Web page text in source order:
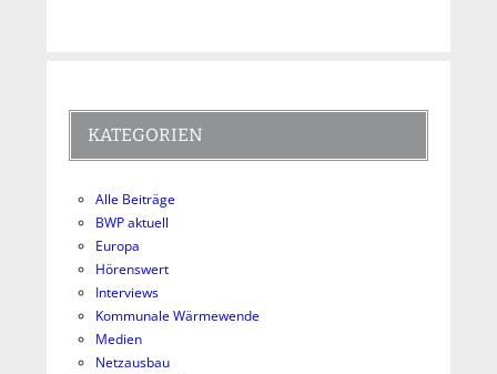
KATEGORIEN
Alle Beiträge
BWP aktuell
Europa
Hörenswert
Interviews
Kommunale Wärmewende
Medien
Netzausbau